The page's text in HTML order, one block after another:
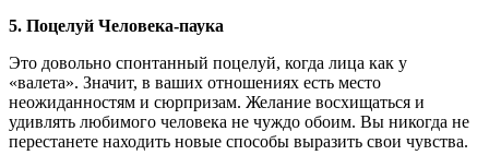
5. Поцелуй Человека-паука
Это довольно спонтанный поцелуй, когда лица как у
«валета». Значит, в ваших отношениях есть место
неожиданностям и сюрпризам. Желание восхищаться и
удивлять любимого человека не чуждо обоим. Вы никогда не
перестанете находить новые способы выразить свои чувства.